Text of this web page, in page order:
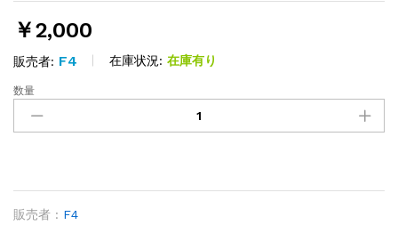
￥2,000
販売者: F4 在庫状況: 在庫有り
逆
018
数量
販売者 : F4